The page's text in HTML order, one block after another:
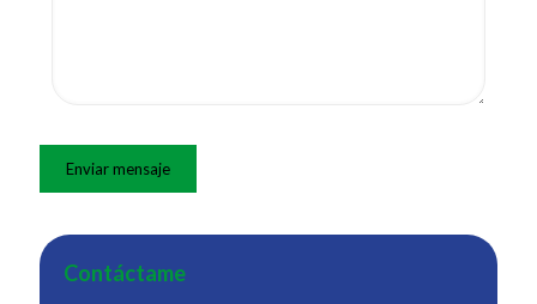
Contáctame